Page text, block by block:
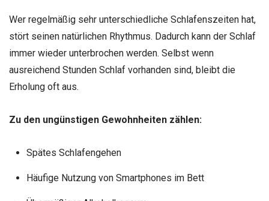
Wer regelmäßig sehr unterschiedliche Schlafenszeiten hat,
stört seinen natürlichen Rhythmus. Dadurch kann der Schlaf
immer wieder unterbrochen werden. Selbst wenn
ausreichend Stunden Schlaf vorhanden sind, bleibt die
Erholung oft aus.
Zu den ungünstigen Gewohnheiten zählen:
Spätes Schlafengehen
Häufige Nutzung von Smartphones im Bett